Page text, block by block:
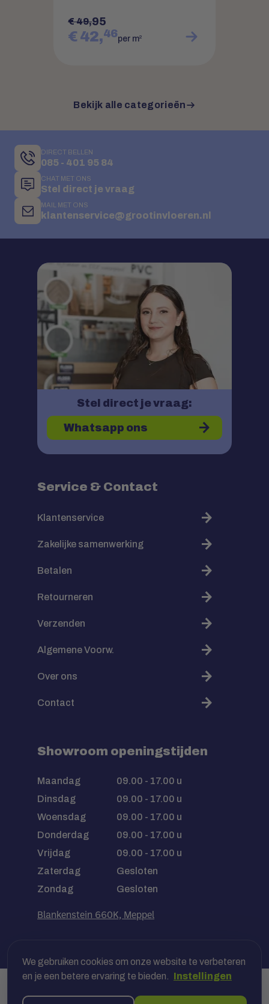
€ 49,95
€ 42,46per m2
Bekijk alle categorieën
DIRECT BELLEN
085 - 401 95 84
CHAT MET ONS
Stel direct je vraag
MAIL MET ONS
klantenservice@grootinvloeren.nl
Stel direct je vraag:
Whatsapp ons
Service & Contact
Klantenservice
Zakelijke samenwerking
Betalen
Retourneren
Verzenden
Algemene Voorw.
Over ons
Contact
Showroom openingstijden
Maandag
09.00 - 17.00 u
Dinsdag
09.00 - 17.00 u
Woensdag
09.00 - 17.00 u
Donderdag
09.00 - 17.00 u
Vrijdag
09.00 - 17.00 u
Zaterdag
Gesloten
Zondag
Gesloten
Blankenstein 660K, Meppel
Veilig betalen met jouw bank, óf
We gebruiken cookies om onze website te verbeteren
en je een betere ervaring te bieden.
Instellingen